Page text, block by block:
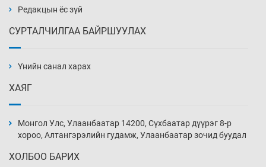
Өчигдөр 14 цаг 00 мин
нэмэгджээ
Өчигдөр 13 цаг 30 мин
Редакцын ёс зүй
СУРТАЛЧИЛГАА БАЙРШУУЛАХ
Үнийн санал харах
ХАЯГ
Монгол Улс, Улаанбаатар 14200, Сүхбаатар дүүрэг 8-р
хороо, Алтангэрэлийн гудамж, Улаанбаатар зочид буудал
ХОЛБОО БАРИХ